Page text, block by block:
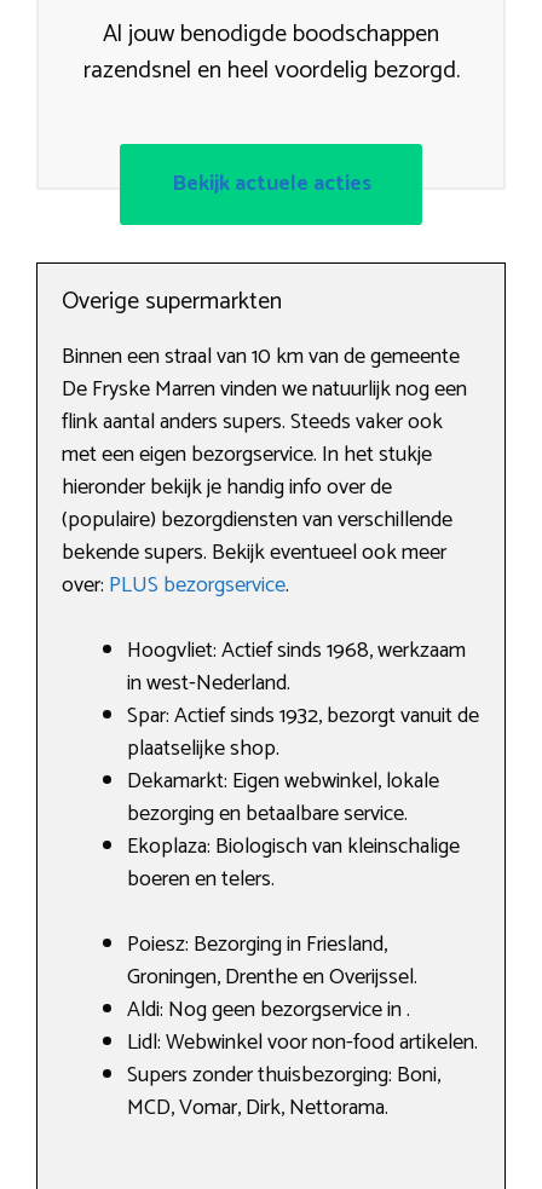
Al jouw benodigde boodschappen
razendsnel en heel voordelig bezorgd.
Bekijk actuele acties
Overige supermarkten
Binnen een straal van 10 km van de gemeente
De Fryske Marren vinden we natuurlijk nog een
flink aantal anders supers. Steeds vaker ook
met een eigen bezorgservice. In het stukje
hieronder bekijk je handig info over de
(populaire) bezorgdiensten van verschillende
bekende supers. Bekijk eventueel ook meer
over: PLUS bezorgservice.
Hoogvliet: Actief sinds 1968, werkzaam
in west-Nederland.
Spar: Actief sinds 1932, bezorgt vanuit de
plaatselijke shop.
Dekamarkt: Eigen webwinkel, lokale
bezorging en betaalbare service.
Ekoplaza: Biologisch van kleinschalige
boeren en telers.
Poiesz: Bezorging in Friesland,
Groningen, Drenthe en Overijssel.
Aldi: Nog geen bezorgservice in .
Lidl: Webwinkel voor non-food artikelen.
Supers zonder thuisbezorging: Boni,
MCD, Vomar, Dirk, Nettorama.